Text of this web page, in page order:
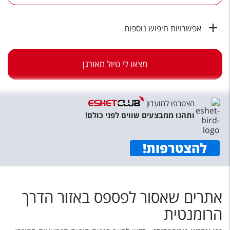
טיסות לחו"ל
מלונות בחו"ל
שירות לקוחות
תקנון
עקבו אחרינו
אפשרויות חיפוש נוספות
מצאו לי טיול מאורגן
הצטרפו למועדון
ותהנו ממבצעים שווים לפני כולם!
להצטרפות!
אתרים שאסור לפספס באזור הדרך
הרומנטית